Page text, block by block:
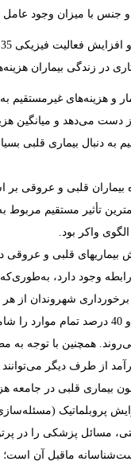
و جنس با میزان وجود عامل
در زندگی بیماران
و هزینه‌های غیرمستقیم
به دنبال بیماری قلبی
عوامل پیش‌بینی‌کننده بیماران
کمترین تأثیر مستقیم
وجود دارد، به‌طوری‌که
برخورداری شهروندان از هر
و 40 درصد تمام موارد را
همچنین با توجه به
از طرف دیگر می‌توانند
بیماری قلبی در جامعه
(مسئله‌سازی)
مسائل پزشکی را در
ماقبل آن است؛